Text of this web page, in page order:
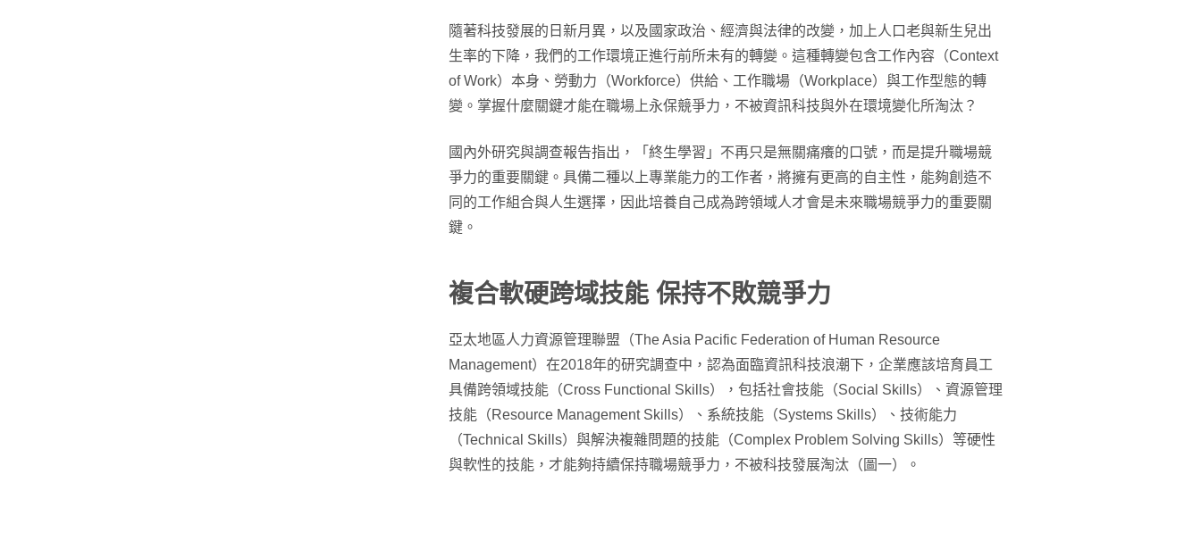
隨著科技發展的日新月異，以及國家政治、經濟與法律的改變，加上人口老與新生兒出
生率的下降，我們的工作環境正進行前所未有的轉變。這種轉變包含工作內容（Context
of Work）本身、勞動力（Workforce）供給、工作職場（Workplace）與工作型態的轉
變。掌握什麼關鍵才能在職場上永保競爭力，不被資訊科技與外在環境變化所淘汰？
國內外研究與調查報告指出，「終生學習」不再只是無關痛癢的口號，而是提升職場競
爭力的重要關鍵。具備二種以上專業能力的工作者，將擁有更高的自主性，能夠創造不
同的工作組合與人生選擇，因此培養自己成為跨領域人才會是未來職場競爭力的重要關
鍵。
複合軟硬跨域技能 保持不敗競爭力
亞太地區人力資源管理聯盟（The Asia Pacific Federation of Human Resource
Management）在2018年的研究調查中，認為面臨資訊科技浪潮下，企業應該培育員工
具備跨領域技能（Cross Functional Skills），包括社會技能（Social Skills）、資源管理
技能（Resource Management Skills）、系統技能（Systems Skills）、技術能力
（Technical Skills）與解決複雜問題的技能（Complex Problem Solving Skills）等硬性
與軟性的技能，才能夠持續保持職場競爭力，不被科技發展淘汰（圖一）。